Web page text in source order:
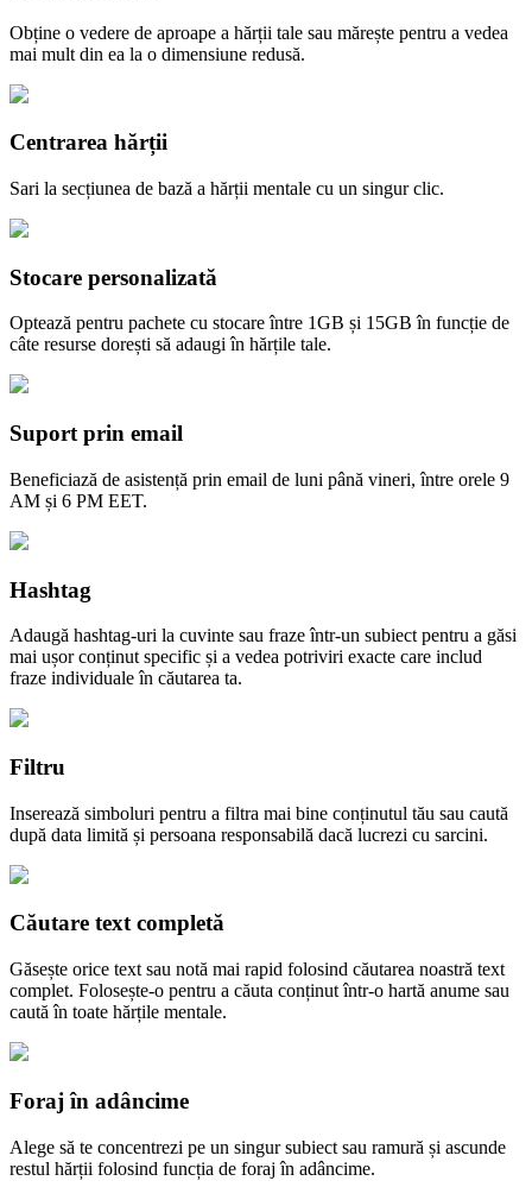
Obține o vedere de aproape a hărții tale sau mărește pentru a vedea
mai mult din ea la o dimensiune redusă.
Centrarea hărții
Sari la secțiunea de bază a hărții mentale cu un singur clic.
Stocare personalizată
Optează pentru pachete cu stocare între 1GB și 15GB în funcție de
câte resurse dorești să adaugi în hărțile tale.
Suport prin email
Beneficiază de asistență prin email de luni până vineri, între orele 9
AM și 6 PM EET.
Hashtag
Adaugă hashtag-uri la cuvinte sau fraze într-un subiect pentru a găsi
mai ușor conținut specific și a vedea potriviri exacte care includ
fraze individuale în căutarea ta.
Filtru
Inserează simboluri pentru a filtra mai bine conținutul tău sau caută
după data limită și persoana responsabilă dacă lucrezi cu sarcini.
Căutare text completă
Găsește orice text sau notă mai rapid folosind căutarea noastră text
complet. Folosește-o pentru a căuta conținut într-o hartă anume sau
caută în toate hărțile mentale.
Foraj în adâncime
Alege să te concentrezi pe un singur subiect sau ramură și ascunde
restul hărții folosind funcția de foraj în adâncime.